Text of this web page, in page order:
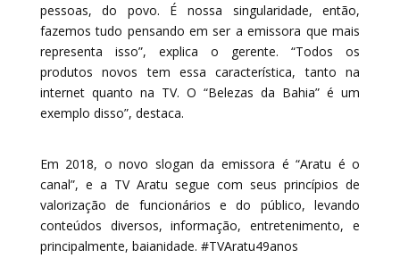
pessoas, do povo. É nossa singularidade, então,
fazemos tudo pensando em ser a emissora que mais
representa isso”, explica o gerente. “Todos os
produtos novos tem essa característica, tanto na
internet quanto na TV. O “Belezas da Bahia” é um
exemplo disso”, destaca.
Em 2018, o novo slogan da emissora é “Aratu é o
canal”, e a TV Aratu segue com seus princípios de
valorização de funcionários e do público, levando
conteúdos diversos, informação, entretenimento, e
principalmente, baianidade. #TVAratu49anos